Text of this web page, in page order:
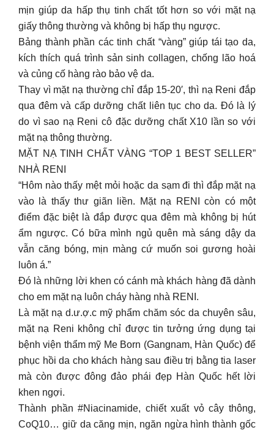
mịn giúp da hấp thụ tinh chất tốt hơn so với mặt nạ
giấy thông thường và không bị hấp thụ ngược.
Bảng thành phần các tinh chất “vàng” giúp tái tạo da,
kích thích quá trình sản sinh collagen, chống lão hoá
và củng cố hàng rào bảo vệ da.
Thay vì mặt nạ thường chỉ đắp 15-20′, thì nạ Reni đắp
qua đêm và cấp dưỡng chất liên tục cho da. Đó là lý
do vì sao nạ Reni cô đặc dưỡng chất X10 lần so với
mặt nạ thông thường.
MẶT NẠ TINH CHẤT VÀNG “TOP 1 BEST SELLER”
NHÀ RENI
“Hôm nào thấy mệt mỏi hoặc da sạm đi thì đắp mặt nạ
vào là thấy thư giãn liền. Mặt nạ RENI còn có một
điểm đặc biệt là đắp được qua đêm mà không bị hút
ẩm ngược. Có bữa mình ngủ quên mà sáng dậy da
vẫn căng bóng, mịn màng cứ muốn soi gương hoài
luôn á.”
Đó là những lời khen có cánh mà khách hàng đã dành
cho em mặt nạ luôn cháy hàng nhà RENI.
Là mặt nạ d.ư.ợ.c mỹ phẩm chăm sóc da chuyên sâu,
mặt nạ Reni không chỉ được tin tưởng ứng dụng tại
bệnh viện thẩm mỹ Me Born (Gangnam, Hàn Quốc) để
phục hồi da cho khách hàng sau điều trị bằng tia laser
mà còn được đông đảo phái đẹp Hàn Quốc hết lời
khen ngợi.
Thành phần #Niacinamide, chiết xuất vỏ cây thông,
CoQ10… giữ da căng mịn, ngăn ngừa hình thành gốc